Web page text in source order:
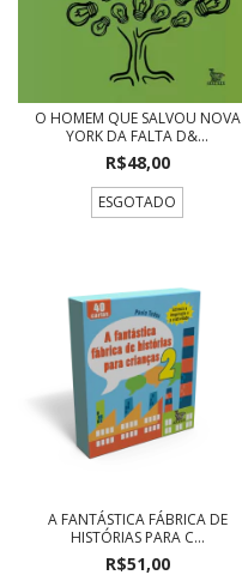
O HOMEM QUE SALVOU NOVA
YORK DA FALTA D&...
R$48,00
ESGOTADO
A FANTÁSTICA FÁBRICA DE
HISTÓRIAS PARA C...
R$51,00